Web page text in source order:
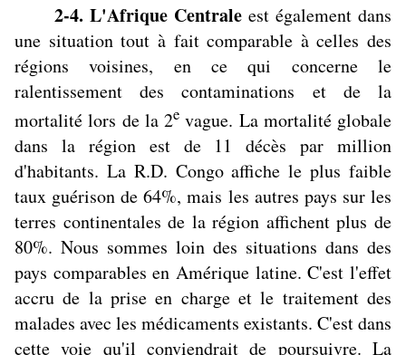
2-4. L'Afrique Centraleest également dans
une situation tout à fait comparable à celles des
régions voisines, en ce qui concerne le
ralentissement des contaminations et de la
mortalité lors de la 2e vague. La mortalité globale
dans la région est de 11 décès par million
d'habitants. La R.D. Congo affiche le plus faible
taux guérison de 64%, mais les autres pays sur les
terres continentales de la région affichent plus de
80%. Nous sommes loin des situations dans des
pays comparables en Amérique latine. C'est l'effet
accru de la prise en charge et le traitement des
malades avec les médicaments existants. C'est dans
cette voie qu'il conviendrait de poursuivre. La